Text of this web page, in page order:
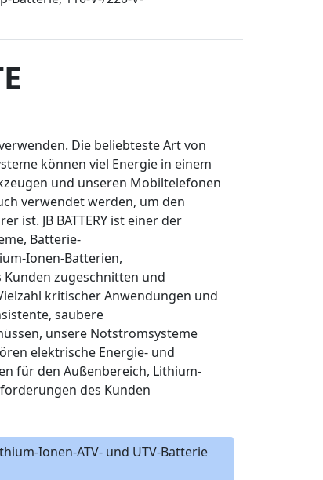
Die beliebteste Art von
können viel Energie in einem
und unseren Mobiltelefonen
verwendet werden, um den
ist. JB BATTERY ist einer der
Batterie-
Ionen-Batterien,
zugeschnitten und
kritischer Anwendungen und
saubere
unsere Notstromsysteme
elektrische Energie- und
für den Außenbereich, Lithium-
des Kunden
Ionen-ATV- und UTV-Batterie